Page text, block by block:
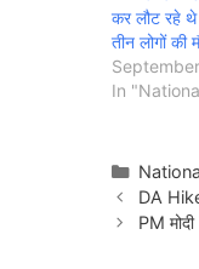
कर लौट रहे थे
तीन लोगों की
In
DA Hike
PM